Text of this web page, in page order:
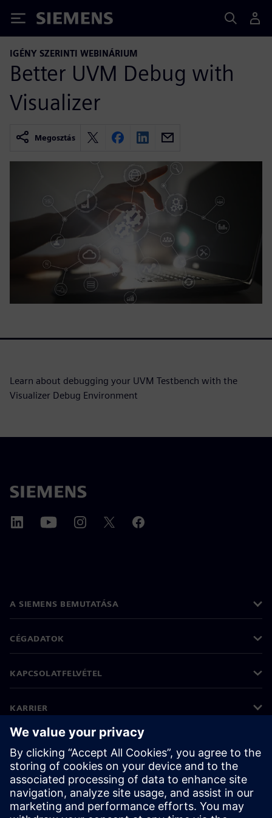
Siemens
IGÉNY SZERINTI WEBINÁRIUM
Better UVM Debug with
Visualizer
Megosztás
Learn about debugging your UVM Testbench with the
Visualizer Debug Environment
A SIEMENS BEMUTATÁSA
CÉGADATOK
KAPCSOLATFELVÉTEL
KARRIER
©Siemens 2026
Vállalati információk
Adatvédelmi nyilatkozat